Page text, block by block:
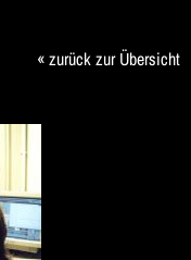
« zurück zur Übersicht